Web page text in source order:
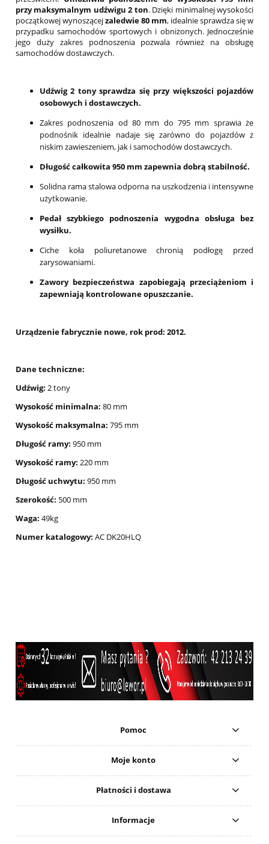
przy maksymalnym udźwigu 2 ton. Dzięki minimalnej wysokości
początkowej wynoszącejzaledwie 80 mm, idealnie sprawdza się w
przypadku samochodów sportowych i obniżonych. Jednocześnie
jego duży zakres podnoszenia pozwala również na obsługę
samochodów dostawczych.
Udźwig 2 tony sprawdza się przy większości pojazdów
osobowych i dostawczych.
Zakres podnoszenia od 80 mm do 795 mm sprawia że
podnośnik idealnie nadaje się zarówno do pojazdów z
niskim zawieszeniem, jak i samochodów dostawczych.
Długość całkowita 950 mm zapewnia dobrą stabilność.
Solidna rama stalowa odporna na uszkodzenia i intensywne
użytkowanie.
Pedał szybkiego podnoszenia wygodna obsługa bez
wysiłku.
Ciche koła poliuretanowe chronią podłogę przed
zarysowaniami.
Zawory bezpieczeństwa zapobiegają przeciążeniom i
zapewniają kontrolowane opuszczanie.
Urządzenie fabrycznie nowe, rok prod: 2012.
Dane techniczne:
Udźwig: 2 tony
Wysokość minimalna: 80 mm
Wysokość maksymalna: 795 mm
Długość ramy: 950 mm
Wysokość ramy: 220 mm
Długość uchwytu: 950 mm
Szerokość: 500 mm
Waga: 49kg
Numer katalogowy: AC DK20HLQ
Pomoc
Moje konto
Płatności i dostawa
Informacje